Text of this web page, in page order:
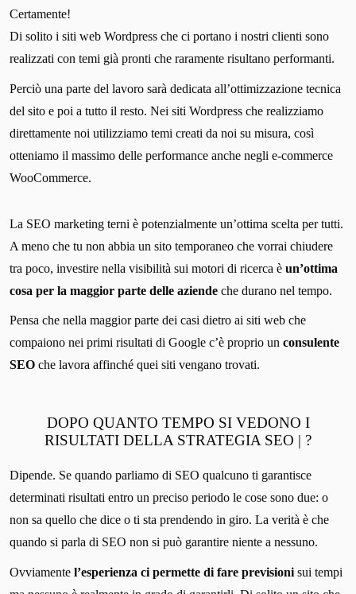
Certamente!
Di solito i siti web Wordpress che ci portano i nostri clienti sono
realizzati con temi già pronti che raramente risultano performanti.
Perciò una parte del lavoro sarà dedicata all’ottimizzazione tecnica
del sito e poi a tutto il resto. Nei siti Wordpress che realizziamo
direttamente noi utilizziamo temi creati da noi su misura, così
otteniamo il massimo delle performance anche negli e-commerce
WooCommerce.
La SEO marketing terni è potenzialmente un’ottima scelta per tutti.
A meno che tu non abbia un sito temporaneo che vorrai chiudere
tra poco, investire nella visibilità sui motori di ricerca è un’ottima
cosa per la maggior parte delle aziende che durano nel tempo.
Pensa che nella maggior parte dei casi dietro ai siti web che
compaiono nei primi risultati di Google c’è proprio un consulente
SEO che lavora affinché quei siti vengano trovati.
DOPO QUANTO TEMPO SI VEDONO I
RISULTATI DELLA STRATEGIA SEO | ?
Dipende. Se quando parliamo di SEO qualcuno ti garantisce
determinati risultati entro un preciso periodo le cose sono due: o
non sa quello che dice o ti sta prendendo in giro. La verità è che
quando si parla di SEO non si può garantire niente a nessuno.
Ovviamente l’esperienza ci permette di fare previsioni sui tempi